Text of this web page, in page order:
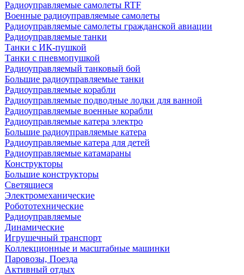
Радиоуправляемые самолеты RTF
Военные радиоуправляемые самолеты
Радиоуправляемые самолеты гражданской авиации
Радиоуправляемые танки
Танки с ИК-пушкой
Танки с пневмопушкой
Радиоуправляемый танковый бой
Большие радиоуправляемые танки
Радиоуправляемые корабли
Радиоуправляемые подводные лодки для ванной
Радиоуправляемые военные корабли
Радиоуправляемые катера электро
Большие радиоуправляемые катера
Радиоуправляемые катера для детей
Радиоуправляемые катамараны
Конструкторы
Большие конструкторы
Светящиеся
Электромеханические
Робототехнические
Радиоуправляемые
Динамические
Игрушечный транспорт
Коллекционные и масштабные машинки
Паровозы, Поезда
Активный отдых